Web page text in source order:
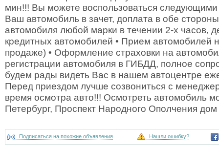
мин!!! Вы можете воспользоваться следующими
Ваш автомобиль в зачет, доплата в обе
автомобиля любой марки в течении 2-х часов,
кредитных автомобилей • Прием автомобилей
продаже) • Оформление страховки на
регистрации автомобиля в ГИБДД, полное
будем рады видеть Вас в нашем автоцентре
Перед приездом лучше созвониться с
время осмотра авто!!! Осмотреть автомобиль
Петербург, Проспект Народного Ополчения
Подписаться на похожие объявления Нашли ошибку?